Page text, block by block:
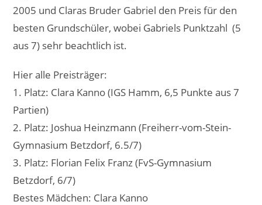
2005 und Claras Bruder Gabriel den Preis für den
besten Grundschüler, wobei Gabriels Punktzahl (5
aus 7) sehr beachtlich ist.
Hier alle Preisträger:
1. Platz: Clara Kanno (IGS Hamm, 6,5 Punkte aus 7
Partien)
2. Platz: Joshua Heinzmann (Freiherr-vom-Stein-
Gymnasium Betzdorf, 6.5/7)
3. Platz: Florian Felix Franz (FvS-Gymnasium
Betzdorf, 6/7)
Bestes Mädchen: Clara Kanno